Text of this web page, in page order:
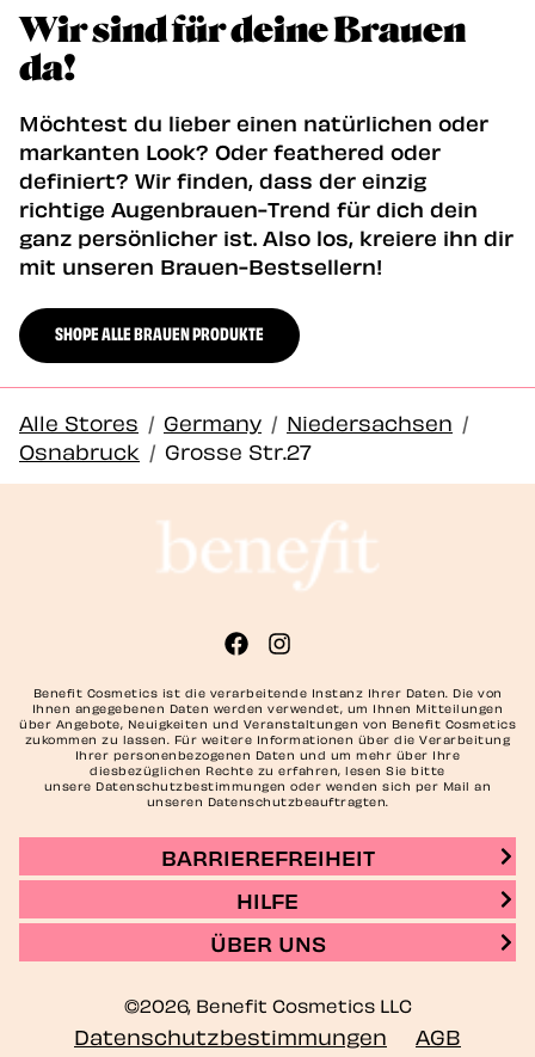
Wir sind für deine Brauen
da!
Möchtest du lieber einen natürlichen oder
markanten Look? Oder feathered oder
definiert? Wir finden, dass der einzig
richtige Augenbrauen-Trend für dich dein
ganz persönlicher ist. Also los, kreiere ihn dir
mit unseren Brauen-Bestsellern!
SHOPE ALLE BRAUEN PRODUKTE
Alle Stores / Germany / Niedersachsen /
Osnabruck / Grosse Str.27
Benefit Cosmetics ist die verarbeitende Instanz Ihrer Daten. Die von
Ihnen angegebenen Daten werden verwendet, um Ihnen Mitteilungen
über Angebote, Neuigkeiten und Veranstaltungen von Benefit Cosmetics
zukommen zu lassen. Für weitere Informationen über die Verarbeitung
Ihrer personenbezogenen Daten und um mehr über Ihre
diesbezüglichen Rechte zu erfahren, lesen Sie bitte
unsere Datenschutzbestimmungen oder wenden sich per Mail an
unseren Datenschutzbeauftragten.
BARRIEREFREIHEIT
HILFE
ÜBER UNS
©2026, Benefit Cosmetics LLC
Datenschutzbestimmungen AGB